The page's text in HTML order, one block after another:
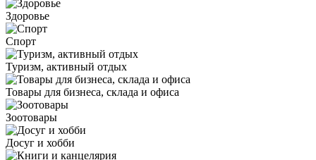
Здоровье
Спорт
Туризм, активный отдых
Товары для бизнеса, склада и офиса
Зоотовары
Досуг и хобби